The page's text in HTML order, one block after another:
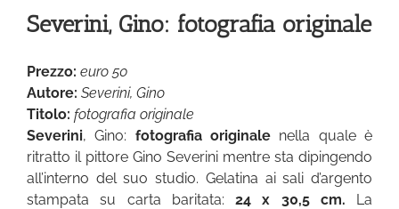
Severini, Gino: fotografia originale
Prezzo: euro 50
Autore: Severini, Gino
Titolo: fotografia originale
Severini, Gino: fotografia originale nella quale è
ritratto il pittore Gino Severini mentre sta dipingendo
all’interno del suo studio. Gelatina ai sali d’argento
stampata su carta baritata: 24 x 30,5 cm. La